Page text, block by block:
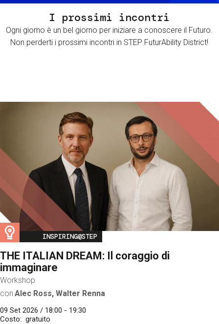
I prossimi incontri
Ogni giorno è un bel giorno per iniziare a conoscere il Futuro.
Non perderti i prossimi incontri in STEP FuturAbility District!
Image
INSPIRING@STEP
THE ITALIAN DREAM: Il coraggio di
immaginare
Workshop
con Alec Ross, Walter Renna
09 Set 2026 / 18:00 - 19:30
Costo
gratuito